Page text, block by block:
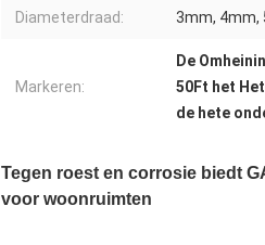
Diameterdraad: 3mm, 4mm,
Markeren:
De
50Ft het
de hete
Tegen roest en corrosie biedt
voor woonruimten